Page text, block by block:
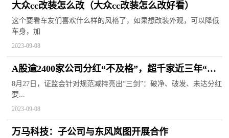
大众cc改装怎么改（大众cc改装怎么改好看）
这个要看车友们喜欢什么样的风格了，如果想改装外观，可以降低
车身，加
2023-09-08
A股逾2400家公司分红“不及格”，超千家近三年“一
毛不拔”
8月27日，证监会针对规范减持亮出“三剑”：破净、破发、未达分红
要...
2023-09-08
万马科技：子公司与东风岚图开展合作